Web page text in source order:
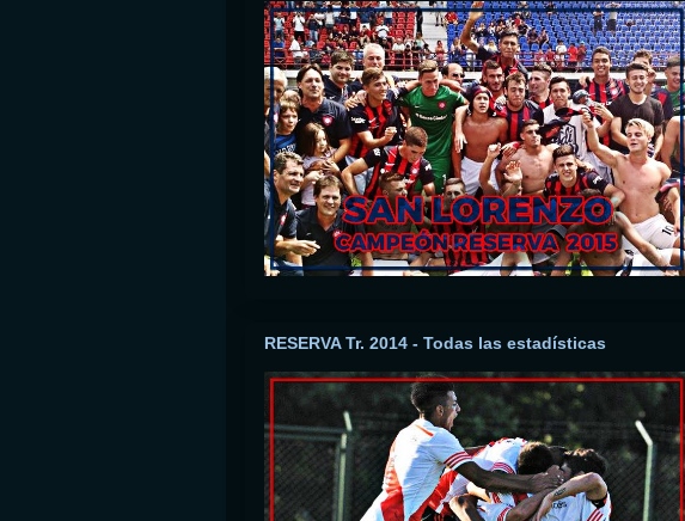
RESERVA Tr. 2014 - Todas las estadísticas